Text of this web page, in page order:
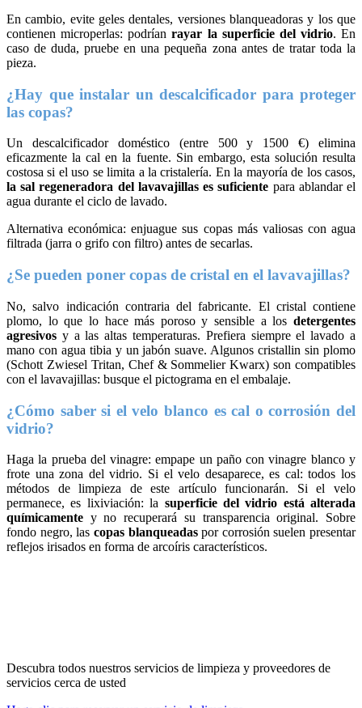
En cambio, evite geles dentales, versiones blanqueadoras y los que
contienen microperlas: podríanrayar la superficie del vidrio. En
caso de duda, pruebe en una pequeña zona antes de tratar toda la
pieza.
¿Hay que instalar un descalcificador para proteger
las copas?
Un descalcificador doméstico (entre 500 y 1500 €) elimina
eficazmente la cal en la fuente. Sin embargo, esta solución resulta
costosa si el uso se limita a la cristalería. En la mayoría de los casos,
la sal regeneradora del lavavajillas es suficiente para ablandar el
agua durante el ciclo de lavado.
Alternativa económica: enjuague sus copas más valiosas con agua
filtrada (jarra o grifo con filtro) antes de secarlas.
¿Se pueden poner copas de cristal en el lavavajillas?
No, salvo indicación contraria del fabricante. El cristal contiene
plomo, lo que lo hace más poroso y sensible a los detergentes
agresivos y a las altas temperaturas. Prefiera siempre el lavado a
mano con agua tibia y un jabón suave. Algunos cristallin sin plomo
(Schott Zwiesel Tritan, Chef & Sommelier Kwarx) son compatibles
con el lavavajillas: busque el pictograma en el embalaje.
¿Cómo saber si el velo blanco es cal o corrosión del
vidrio?
Haga la prueba del vinagre: empape un paño con vinagre blanco y
frote una zona del vidrio. Si el velo desaparece, es cal: todos los
métodos de limpieza de este artículo funcionarán. Si el velo
permanece, es lixiviación: la superficie del vidrio está alterada
químicamente y no recuperará su transparencia original. Sobre
fondo negro, las copas blanqueadaspor corrosión suelen presentar
reflejos irisados en forma de arcoíris característicos.
Descubra todos nuestros servicios de limpieza y proveedores de
servicios cerca de usted